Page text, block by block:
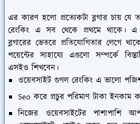
এর কারণ হলো প্রত্যেকটা ব্লগার চায় যে
রেংকিং এ সব থেকে প্রথমে থাকে। এ
ব্লগারের ভেতরে প্রতিযোগিতার লেগে
পয়েন্টের সাহায্যে এগুলো সম্পর্কে
এসইও শিখবেন।
ওয়েবসাইট গুগল রেংকিং এ ভালো
Seo করে প্রচুর পরিমাণ টাকা ইনকাম
নিজের ওয়েবসাইটের পাশাপাশি